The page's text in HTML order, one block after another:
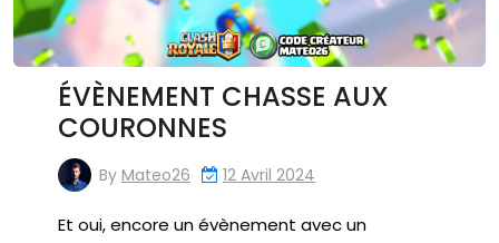
ÉVÈNEMENT CHASSE AUX
COURONNES
By Mateo26 12 Avril 2024
Et oui, encore un évènement avec un